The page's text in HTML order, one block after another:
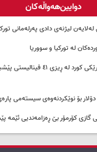
دوایین‌هەواڵەکان
لیژنەی دادی پەرلەمانی
لە تورکیا و سووریا
«ئەوین عەباسی» وێنەگرێکی کورد لە
گازی کۆرمۆر بێ ڕەزامەندیی ئێمە